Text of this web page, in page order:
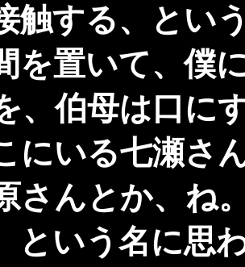
触する、とい
を置いて、僕
、伯母は口に
いる七瀬さ
さんとか、ね
いう名に思